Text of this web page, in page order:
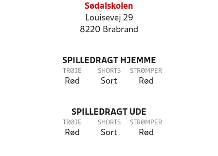
Sødalskolen
Louisevej 29
8220 Brabrand
SPILLEDRAGT HJEMME
TRØJE
Rød
SHORTS
Sort
STRØMPER
Rød
SPILLEDRAGT UDE
TRØJE
Rød
SHORTS
Sort
STRØMPER
Rød